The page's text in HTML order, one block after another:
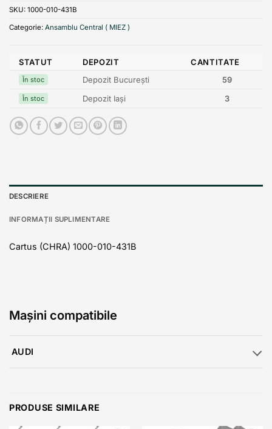
SKU: 1000-010-431B
Categorie: Ansamblu Central ( MIEZ )
STATUT DEPOZIT CANTITATE
În stoc Depozit București 59
În stoc Depozit Iași 3
DESCRIERE
INFORMAȚII SUPLIMENTARE
Cartus (CHRA) 1000-010-431B
Mașini compatibile
AUDI
PRODUSE SIMILARE